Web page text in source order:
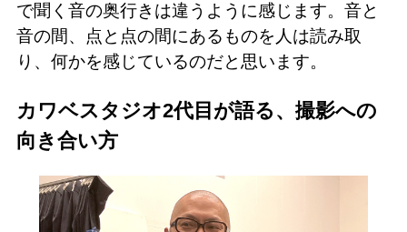
で聞く音の奥行きは違うように感じます。音と
音の間、点と点の間にあるものを人は読み取
り、何かを感じているのだと思います。
カワベスタジオ2代目が語る、撮影への
向き合い方